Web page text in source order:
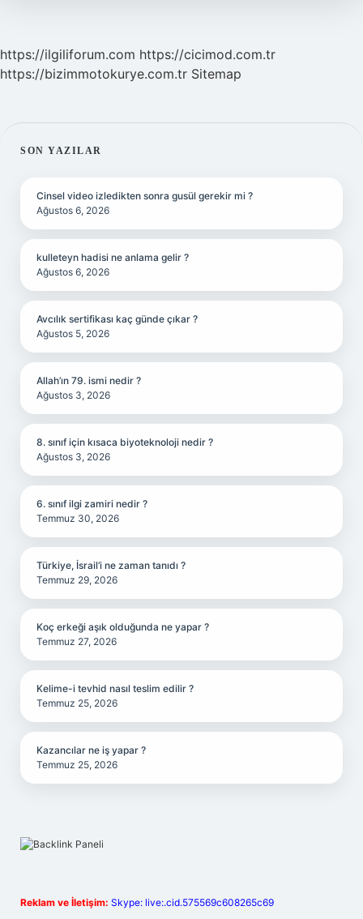
https://ilgiliforum.com https://cicimod.com.tr
https://bizimmotokurye.com.tr Sitemap
SIDEBAR
SON YAZILAR
Cinsel video izledikten sonra gusül gerekir mi ?
Ağustos 6, 2026
kulleteyn hadisi ne anlama gelir ?
Ağustos 6, 2026
Avcılık sertifikası kaç günde çıkar ?
Ağustos 5, 2026
Allah’ın 79. ismi nedir ?
Ağustos 3, 2026
8. sınıf için kısaca biyoteknoloji nedir ?
Ağustos 3, 2026
6. sınıf ilgi zamiri nedir ?
Temmuz 30, 2026
Türkiye, İsrail’i ne zaman tanıdı ?
Temmuz 29, 2026
Koç erkeği aşık olduğunda ne yapar ?
Temmuz 27, 2026
Kelime-i tevhid nasıl teslim edilir ?
Temmuz 25, 2026
Kazancılar ne iş yapar ?
Temmuz 25, 2026
Reklam ve İletişim: Skype: live:.cid.575569c608265c69